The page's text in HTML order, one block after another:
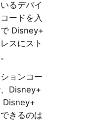
るデバイ
ードを入
Disney+
スにスト
ョンコー
Disney+
Disney+
きるのは